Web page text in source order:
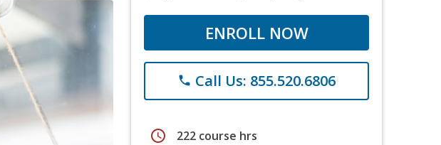
ENROLL NOW
phone Call Us: 855.520.6806
schedule 222 course hrs